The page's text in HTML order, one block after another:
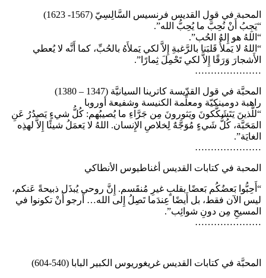
المحبة في قول القديس فرنسيس السَّالِسِيّ (1567- 1623)
“يَجِبُ أَنْ نُحِبَّ ما يُحِبُّ الله”.
“اللهُ هو إِلهُ الحُب”.
“اللهُ لا يَملأُ قَلبَنا بالرَّغبةِ إِلاَّ لكي يَملأَهُ بالحُبِّ، كما أَنَّه لا يُعطي
الأَشجارَ وَرَقًا إِلاَّ لكي تَحْمِلَ ثِمارًا”.
…………………
المحبَّة في قول القدّيسة كاترينا السيانيَّة (1347 – 1380)
راهبة دومينكيّة ومعلِّمة الكنيسة وشفيعة أوروبا
“للَّذينَ يَتَشَكَّكونَ ويَثورونَ مِن جَرَّاءِ ما يُصيبُهم: كُلُّ شيءٍ يَصدُرُ عَنِ
المَحَبَّة، كُلُّ شَيءٍ مُوَجَّهٌ لِخلاصِ الإِنسان. اللهُ لا يَعمَلُ شيئًا إِلاَّ لهذِه
الغايَة”.
…………………
المحبة في كتابات القديس أغناطيوس الأنطاكي
“أَحِبُّوا بَعضُكُم بَعضًا بقلبٍ غيرِ مُنقَسم. إِنَّ روحي يُبذَل ذبيحةً عَنكم،
ليس الآن فقط، بل أَيضًا عِندَما تَصِلُ إِلى الله… أَرجو أَنْ تكونوا في
المسيحِ مِن دونِ شوائِب”.
…………………
المحبَّة في كتابات القديس غريغوريوس الكبير البابا (540-604)